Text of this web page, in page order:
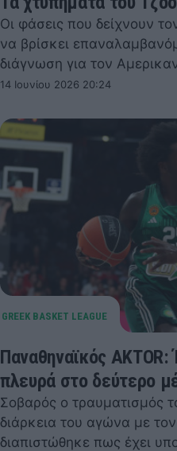
Οι φάσεις που δείχνουν
να βρίσκει
διάγνωση για τον
14 Ιουνίου 2026 20:24
Παναθηναϊκός
πλευρά στο δεύτερο
Σοβαρός ο τραυματισμός
διάρκεια του αγώνα με
διαπιστώθηκε πως έχει